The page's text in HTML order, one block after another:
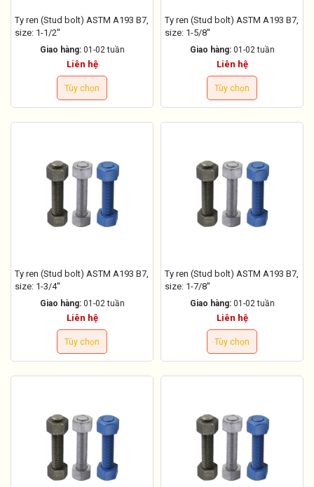
Ty ren (Stud bolt) ASTM A193 B7,
size: 1-1/2''
Giao hàng: 01-02 tuần
Liên hệ
Tùy chọn
Ty ren (Stud bolt) ASTM A193 B7,
size: 1-5/8''
Giao hàng: 01-02 tuần
Liên hệ
Tùy chọn
Ty ren (Stud bolt) ASTM A193 B7,
size: 1-3/4''
Giao hàng: 01-02 tuần
Liên hệ
Tùy chọn
Ty ren (Stud bolt) ASTM A193 B7,
size: 1-7/8''
Giao hàng: 01-02 tuần
Liên hệ
Tùy chọn